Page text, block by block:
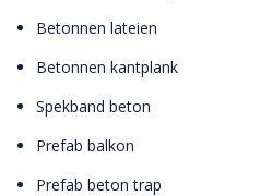
Betonnen lateien
Betonnen kantplank
Spekband beton
Prefab balkon
Prefab beton trap